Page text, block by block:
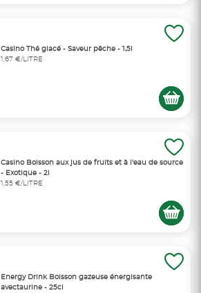
Casino Thé glacé - Saveur pêche - 1,5l
1,67 €/LITRE
Casino Boisson aux jus de fruits et à l'eau de source
- Exotique - 2l
1,55 €/LITRE
Energy Drink Boisson gazeuse énergisante
avectaurine - 25cl